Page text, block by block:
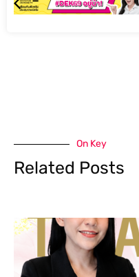
On Key
Related Posts